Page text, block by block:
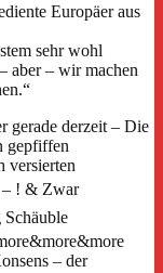
Europäer aus
sehr wohl
aber – wir machen
gerade derzeit – Die
gepfiffen
versierten
! & Zwar
Schäuble
– der